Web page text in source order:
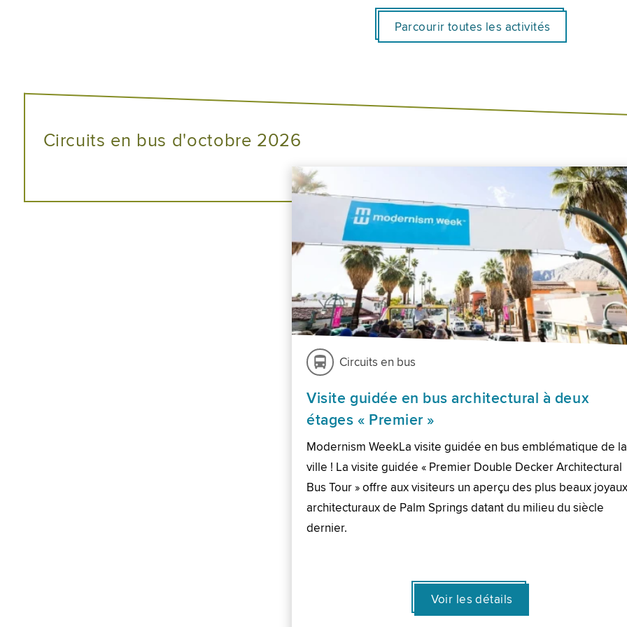
Parcourir toutes les activités
Circuits en bus d'octobre 2026
Circuits en bus
Visite guidée en bus architectural à deux
étages « Premier »
Modernism WeekLa visite guidée en bus emblématique de la
ville ! La visite guidée « Premier Double Decker Architectural
Bus Tour » offre aux visiteurs un aperçu des plus beaux
architecturaux de Palm Springs datant du milieu du siècle
dernier.
Voir les détails